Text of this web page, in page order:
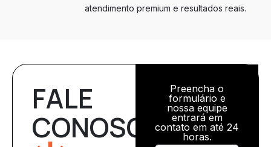
atendimento premium e resultados reais.
FALE
CONOSCO
Preencha o
formulário e
nossa equipe
entrará em
contato em até 24
horas.